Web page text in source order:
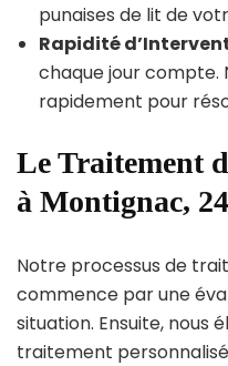
punaises de lit de
Rapidité
chaque jour compte.
rapidement pour
Le Traitement
à Montignac,
Notre processus de
commence par une
situation. Ensuite, nous
traitement